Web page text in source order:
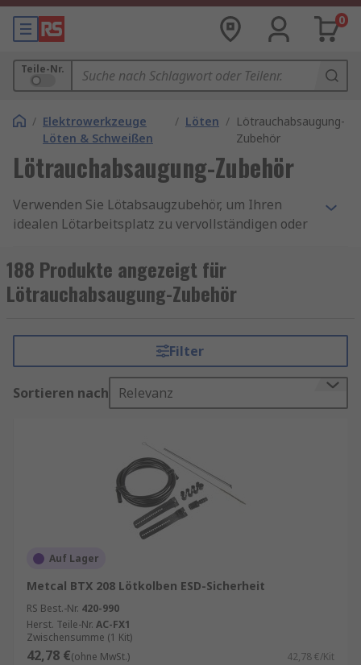
0
Teile-Nr.
/ Elektrowerkzeuge
Löten & Schweißen
/ Löten / Lötrauchabsaugung-
Zubehör
Lötrauchabsaugung-Zubehör
Verwenden Sie Lötabsaugzubehör, um Ihren
idealen Lötarbeitsplatz zu vervollständigen oder
Sortiment an Rauchabsaugungszubehör wurde
für die Arbeit mit Ihrer spezifischen Marke von
Lötabsaugmaschinen entwickelt.
Unser Angebot umfasst Lötabsaugadapter,
Reinigungswerkzeuge mit Lötabsaugung, Löt-
Rauchabsaugungsklemmen und Halterungen,
Löt-Rauchabsaugungsfilter, Lötabsaughauben
und Lötabsaugdüsen und -arme.
Unser Sortiment umfasst führende Marken wie:
CIF, Ersa, Weller und RS PRO und bietet
hochwertige Komponenten für Leistung und
lange Lebensdauer.
188 Produkte angezeigt für
Lötrauchabsaugung-Zubehör
Filter
Sortieren nach Relevanz
Auf Lager
Metcal BTX 208 Lötkolben ESD-Sicherheit
RS Best.-Nr. 420-990
Herst. Teile-Nr. AC-FX1
Zwischensumme (1 Kit)
42,78 €(ohne MwSt.) 42,78 €/Kit